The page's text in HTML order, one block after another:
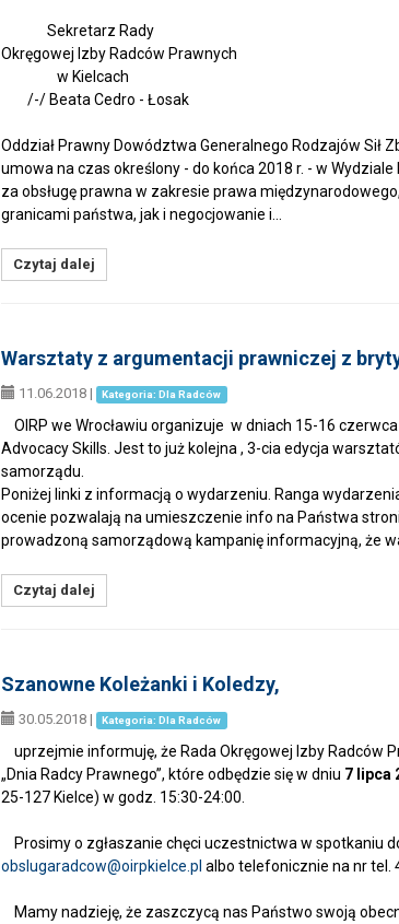
Sekretarz Rady
Okręgowej Izby Radców Prawnych
w Kielcach
/-/ Beata Cedro - Łosak
Oddział Prawny Dowództwa Generalnego Rodzajów Sił
umowa na czas określony - do końca 2018 r. - w
za obsługę prawna w zakresie prawa
granicami państwa, jak i negocjowanie i…
Czytaj dalej
Warsztaty z argumentacji prawniczej z
11.06.2018 | Kategoria: Dla Radców
OIRP we Wrocławiu organizuje w dniach 15-16
Advocacy Skills. Jest to już kolejna , 3-cia edycja
samorządu.
Poniżej linki z informacją o wydarzeniu. Ranga
ocenie pozwalają na umieszczenie info na Państwa
prowadzoną samorządową kampanię informacyjną, że
Czytaj dalej
Szanowne Koleżanki i Koledzy,
30.05.2018 | Kategoria: Dla Radców
uprzejmie informuję, że Rada Okręgowej Izby Radców
„Dnia Radcy Prawnego”, które odbędzie się w dniu 7 lipca
25-127 Kielce) w godz. 15:30-24:00.
Prosimy o zgłaszanie chęci uczestnictwa w spotkaniu
obslugaradcow@oirpkielce.pl albo telefonicznie na nr tel.
Mamy nadzieję, że zaszczycą nas Państwo swoją